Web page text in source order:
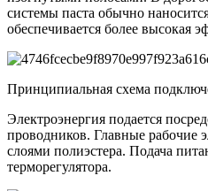
системы паста обычно
обеспечивается более высокая
Принципиальная схема
Электроэнергия подается
проводников. Главные рабочие
слоями полиэстера. Подача
терморегулятора.